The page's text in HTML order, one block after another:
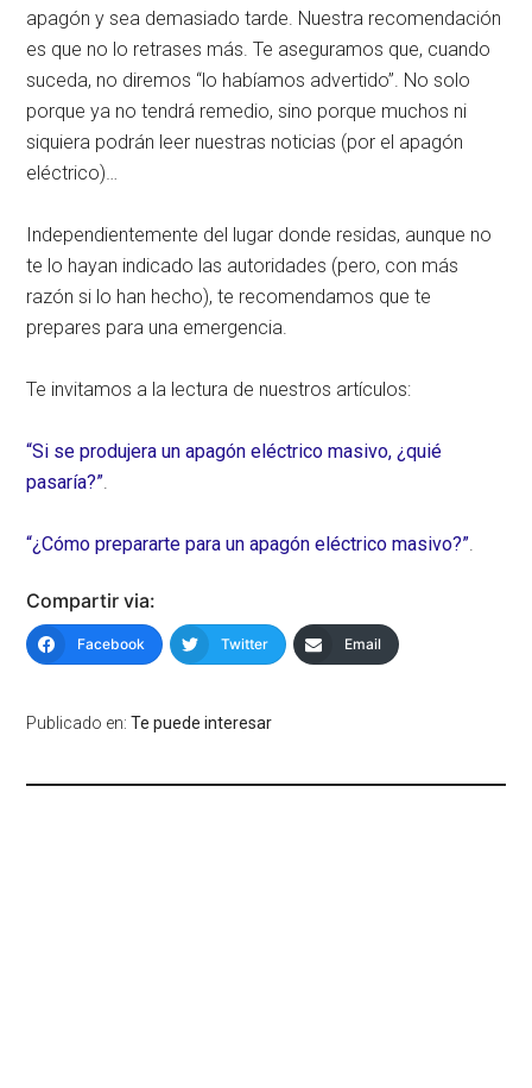
apagón y sea demasiado tarde. Nuestra recomendación
es que no lo retrases más. Te aseguramos que, cuando
suceda, no diremos “lo habíamos advertido”. No solo
porque ya no tendrá remedio, sino porque muchos ni
siquiera podrán leer nuestras noticias (por el apagón
eléctrico)…
Independientemente del lugar donde residas, aunque no
te lo hayan indicado las autoridades (pero, con más
razón si lo han hecho), te recomendamos que te
prepares para una emergencia.
Te invitamos a la lectura de nuestros artículos:
“Si se produjera un apagón eléctrico masivo, ¿quié
pasaría?”
“¿Cómo prepararte para un apagón eléctrico masivo?”
Compartir via:
Facebook Twitter Email
Publicado en:Te puede interesar